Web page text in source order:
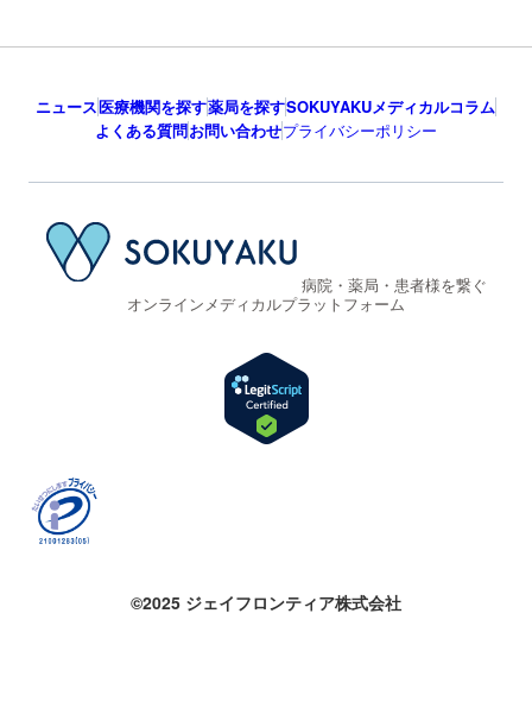
ニュース医療機関を探す薬局を探すSOKUYAKUメディカルコラム
よくある質問お問い合わせプライバシーポリシー
病院・薬局・患者様を繋ぐ
オンラインメディカルプラットフォーム
©2025 ジェイフロンティア株式会社